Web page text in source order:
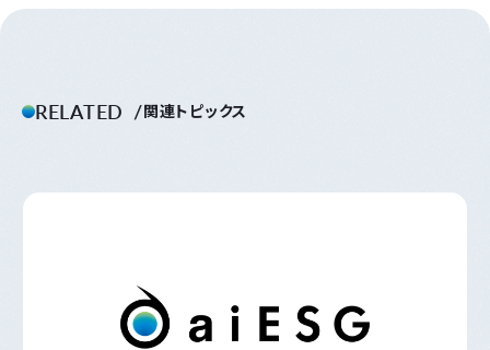
RELATED 関連トピックス